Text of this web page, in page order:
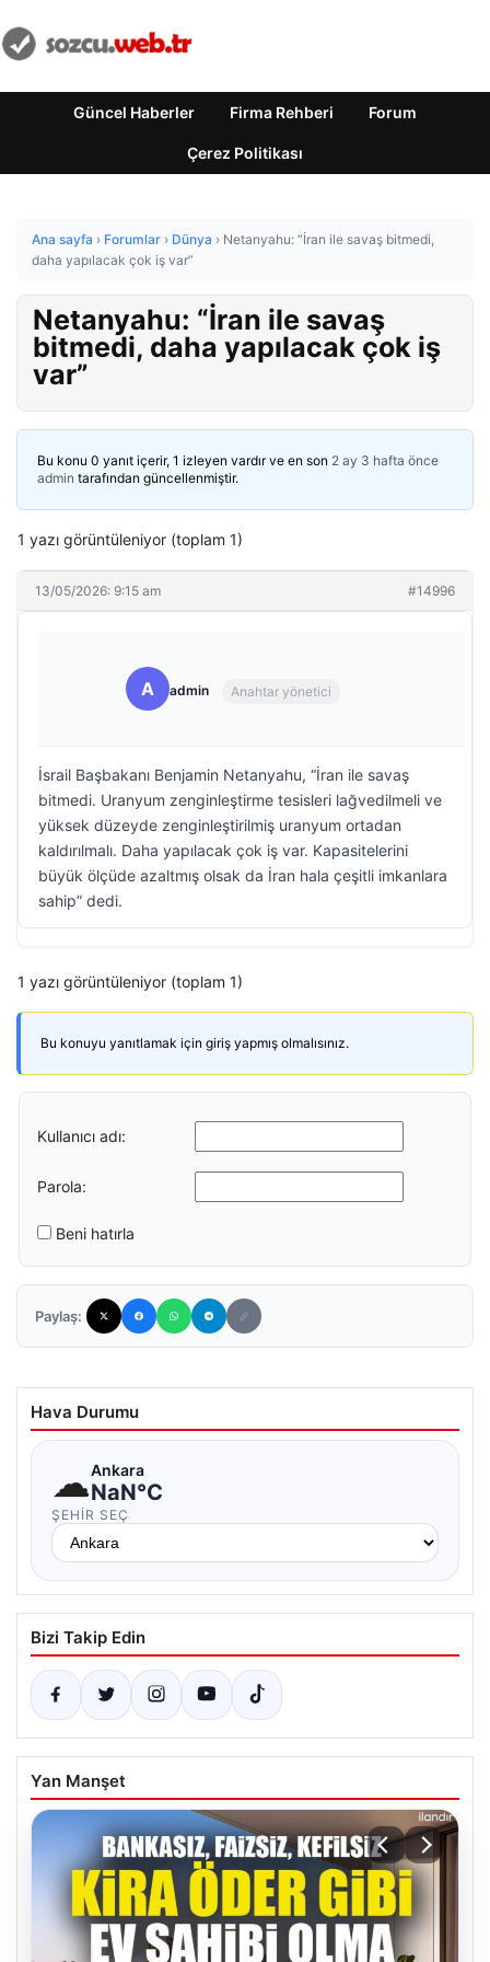
Güncel Haberler Firma Rehberi Forum
Çerez Politikası
Ana sayfa › Forumlar › Dünya › Netanyahu: “İran ile savaş bitmedi,
daha yapılacak çok iş var”
Netanyahu: “İran ile savaş
bitmedi, daha yapılacak çok iş
var”
Bu konu 0 yanıt içerir, 1 izleyen vardır ve en son 2 ay 3 hafta önce
admin tarafından güncellenmiştir.
1 yazı görüntüleniyor (toplam 1)
13/05/2026: 9:15 am #14996
A admin Anahtar yönetici
İsrail Başbakanı Benjamin Netanyahu, “İran ile savaş
bitmedi. Uranyum zenginleştirme tesisleri lağvedilmeli ve
yüksek düzeyde zenginleştirilmiş uranyum ortadan
kaldırılmalı. Daha yapılacak çok iş var. Kapasitelerini
büyük ölçüde azaltmış olsak da İran hala çeşitli imkanlara
sahip” dedi.
1 yazı görüntüleniyor (toplam 1)
Bu konuyu yanıtlamak için giriş yapmış olmalısınız.
Kullanıcı adı:
Parola:
Beni hatırla
Paylaş:
Hava Durumu
☁Ankara
NaN°C
ŞEHIR SEÇ
Bizi Takip Edin
Yan Manşet